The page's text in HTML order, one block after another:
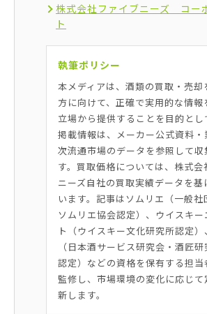
株式会社ファイブニーズ コー
ト
執筆ポリシー
本メディアは、酒類の買取・売却
方に向けて、正確で実用的な情報
立場から提供することを目的とし
掲載情報は、メーカー公式資料・
次流通市場のデータを参照して収
す。買取価格については、株式会
ニーズ自社の買取実績データを基
います。記事はソムリエ（一般社
ソムリエ協会認定）、ウイスキー
ト（ウイスキー文化研究所認定）
（日本酒サービス研究会・酒匠
認定）などの資格を保有する担当
監修し、市場環境の変化に応じて
新します。